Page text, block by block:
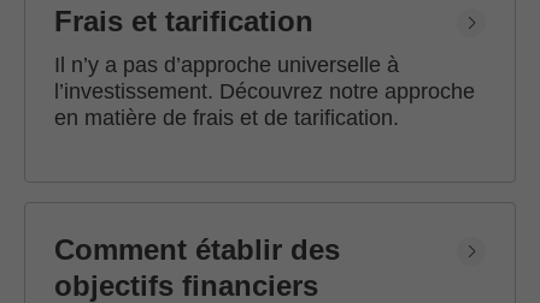
Frais et tarification
Il n’y a pas d’approche universelle à
l’investissement. Découvrez notre approche
en matière de frais et de tarification.
Comment établir des
objectifs financiers